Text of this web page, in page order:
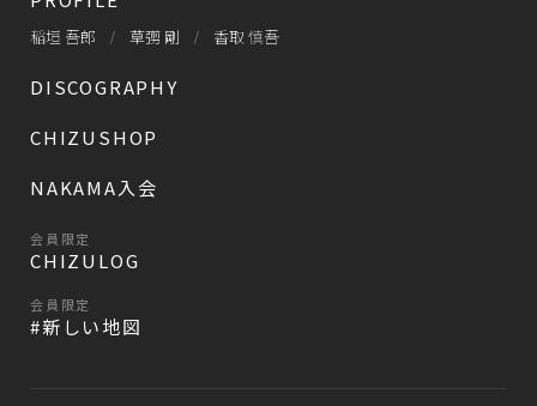
稲垣 吾郎 草彅 剛 香取 慎吾
DISCOGRAPHY
CHIZUSHOP
NAKAMA入会
会員限定
CHIZULOG
会員限定
#新しい地図